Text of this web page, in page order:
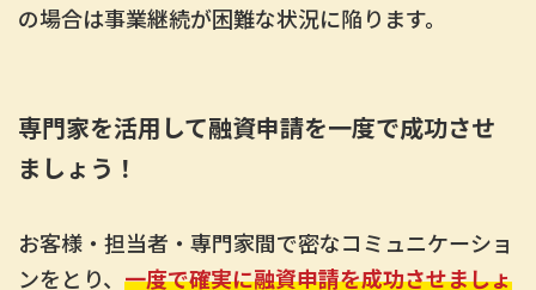
の場合は事業継続が困難な状況に陥ります。
専門家を活用して融資申請を一度で成功させ
ましょう！
お客様・担当者・専門家間で密なコミュニケーショ
ンをとり、 一度で確実に融資申請を成功させましょ